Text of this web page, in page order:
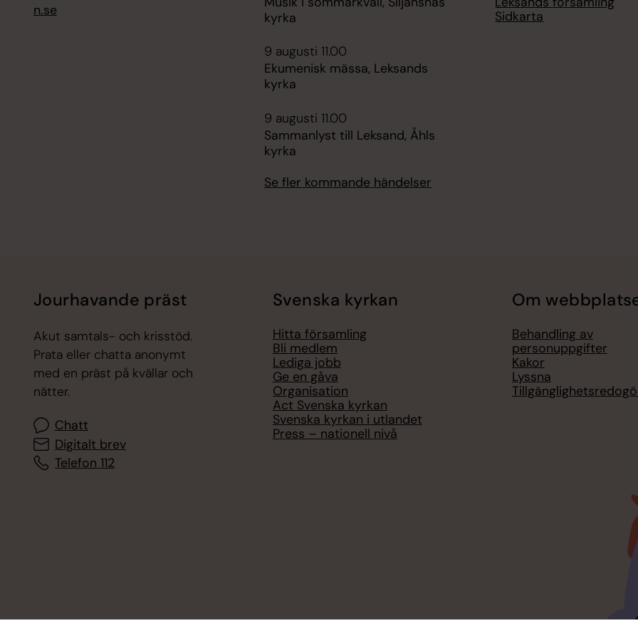
n.se
kyrka
9 augusti 11.00
Ekumenisk mässa, Leksands
kyrka
9 augusti 11.00
Sammanlyst till Leksand, Åhls
kyrka
Se fler kommande händelser
Sidkarta
Jourhavande präst
Akut samtals- och krisstöd.
Prata eller chatta anonymt
med en präst på kvällar och
nätter.
Chatt
Digitalt brev
Telefon 112
Svenska kyrkan
Hitta församling
Bli medlem
Lediga jobb
Ge en gåva
Organisation
Act Svenska kyrkan
Svenska kyrkan i utlandet
Press – nationell nivå
Om
Behandling av
personuppgifter
Kakor
Lyssna